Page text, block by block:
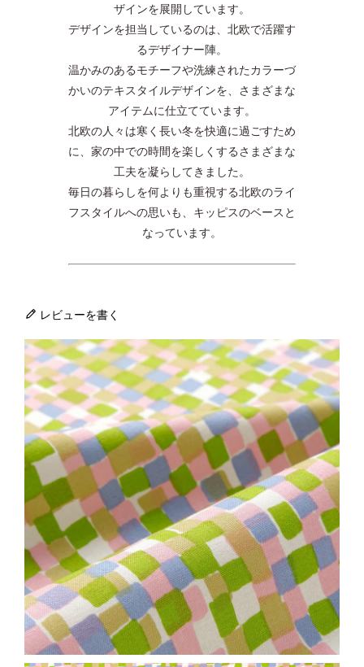
ザインを展開しています。
デザインを担当しているのは、北欧で活躍す
るデザイナー陣。
温かみのあるモチーフや洗練されたカラーづ
かいのテキスタイルデザインを、さまざまな
アイテムに仕立てています。
北欧の人々は寒く長い冬を快適に過ごすため
に、家の中での時間を楽しくするさまざまな
工夫を凝らしてきました。
毎日の暮らしを何よりも重視する北欧のライ
フスタイルへの思いも、キッピスのベースと
なっています。
レビューを書く